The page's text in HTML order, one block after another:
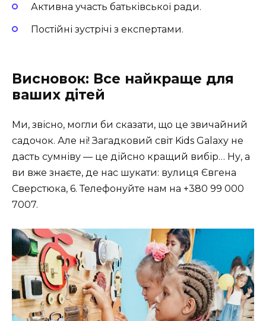
Активна участь батьківської ради.
Постійні зустрічі з експертами.
Висновок: Все найкраще для
ваших дітей
Ми, звісно, могли би сказати, що це звичайний
садочок. Але ні! Загадковий світ Kids Galaxy не
дасть сумніву — це дійсно кращий вибір… Ну, а
ви вже знаєте, де нас шукати: вулиця Євгена
Сверстюка, 6. Телефонуйте нам на +380 99 000
7007.